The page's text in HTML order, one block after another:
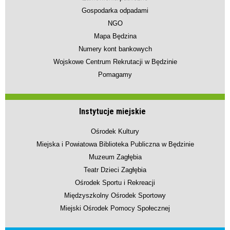
Gospodarka odpadami
NGO
Mapa Będzina
Numery kont bankowych
Wojskowe Centrum Rekrutacji w Będzinie
Pomagamy
Instytucje miejskie
Ośrodek Kultury
Miejska i Powiatowa Biblioteka Publiczna w Będzinie
Muzeum Zagłębia
Teatr Dzieci Zagłębia
Ośrodek Sportu i Rekreacji
Międzyszkolny Ośrodek Sportowy
Miejski Ośrodek Pomocy Społecznej